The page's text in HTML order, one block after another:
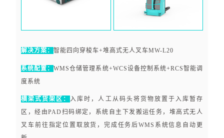
解决方案：智能四向穿梭车+堆高式无人叉车MW-L20
系统配置：WMS仓储管理系统+WCS设备控制系统+RCS智能调
度系统
横梁式货架区： 入库时，人工从码头将货物放置于入库暂存
区，经由PAD扫码绑定，系统自主下发搬运任务，堆高式无人
叉车前往指定位置取放货，完成任务后WMS系统信息自动更